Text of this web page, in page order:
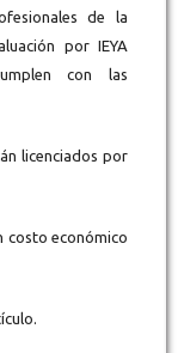
de la
por IEYA
con las
licenciados por
costo económico